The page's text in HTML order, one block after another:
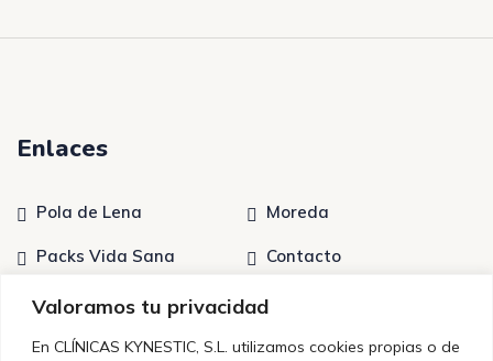
Valoramos tu privacidad
En CLÍNICAS KYNESTIC, S.L. utilizamos cookies propias o de
Enlaces
Pola de Lena Moreda
Packs Vida Sana Contacto
Tratamientos Quiénes somos